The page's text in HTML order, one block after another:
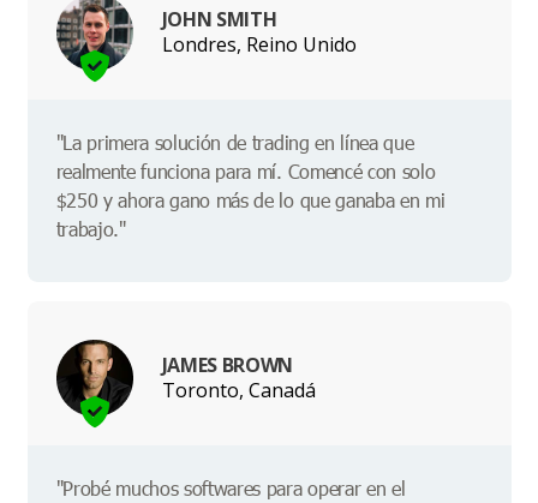
JOHN SMITH
Londres, Reino Unido
"La primera solución de trading en línea que
realmente funciona para mí. Comencé con solo
$250 y ahora gano más de lo que ganaba en mi
trabajo."
JAMES BROWN
Toronto, Canadá
"Probé muchos softwares para operar en el